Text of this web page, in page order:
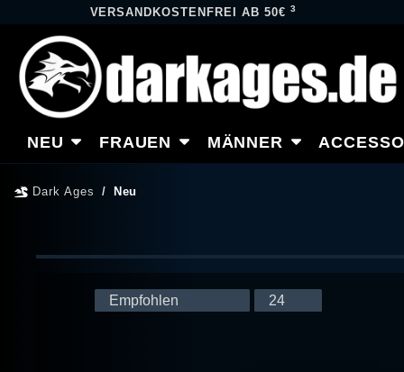
VERSANDKOSTENFREI AB 50€ 3
NEU FRAUEN MÄNNER
Dark Ages Neu